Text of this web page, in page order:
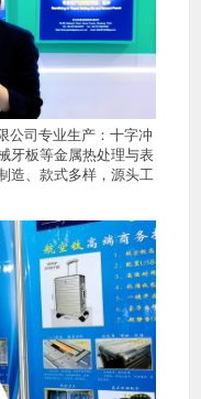
公司专业生产：十字冲
牙板等金属热处理与表
造、款式多样，源头工